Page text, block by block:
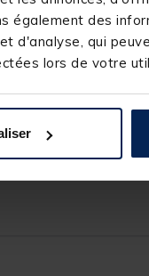
également des
d'analyse, qui
lors de votre